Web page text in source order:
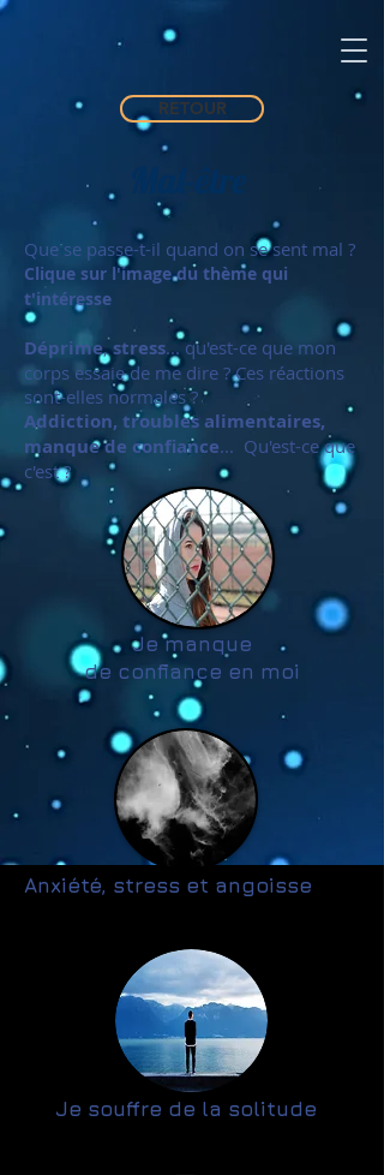
RETOUR
Mal-être
Que se passe-t-il quand on se sent mal ?
Clique sur l'image du thème qui
t'intéresse
Déprime,stress... qu'est-ce que mon
corps essaie de me dire ? Ces réactions
sont-elles normales ?
Addiction, troubles alimentaires,
manque de confiance... Qu'est-ce que
c'est ?
Je manque
de confiance en moi
Anxiété, stress et angoisse
Je souffre de la solitude